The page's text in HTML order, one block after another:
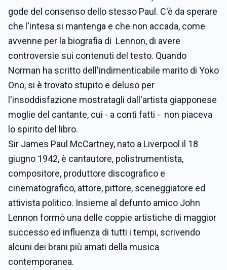
gode del consenso dello stesso Paul. C'è da sperare
che l'intesa si mantenga e che non accada, come
avvenne per la biografia di Lennon, di avere
controversie sui contenuti del testo. Quando
Norman ha scritto dell'indimenticabile marito di Yoko
Ono, si è trovato stupito e deluso per
l'insoddisfazione mostratagli dall'artista giapponese
moglie del cantante, cui - a conti fatti - non piaceva
lo spirito del libro.
Sir James Paul McCartney, nato a Liverpool il 18
giugno 1942, è cantautore, polistrumentista,
compositore, produttore discografico e
cinematografico, attore, pittore, sceneggiatore ed
attivista politico. Insieme al defunto amico John
Lennon formò una delle coppie artistiche di maggior
successo ed influenza di tutti i tempi, scrivendo
alcuni dei brani più amati della musica
contemporanea.